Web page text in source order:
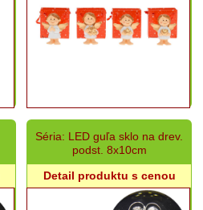
Séria: LED guľa sklo na drev.
podst. 8x10cm
Detail produktu s cenou